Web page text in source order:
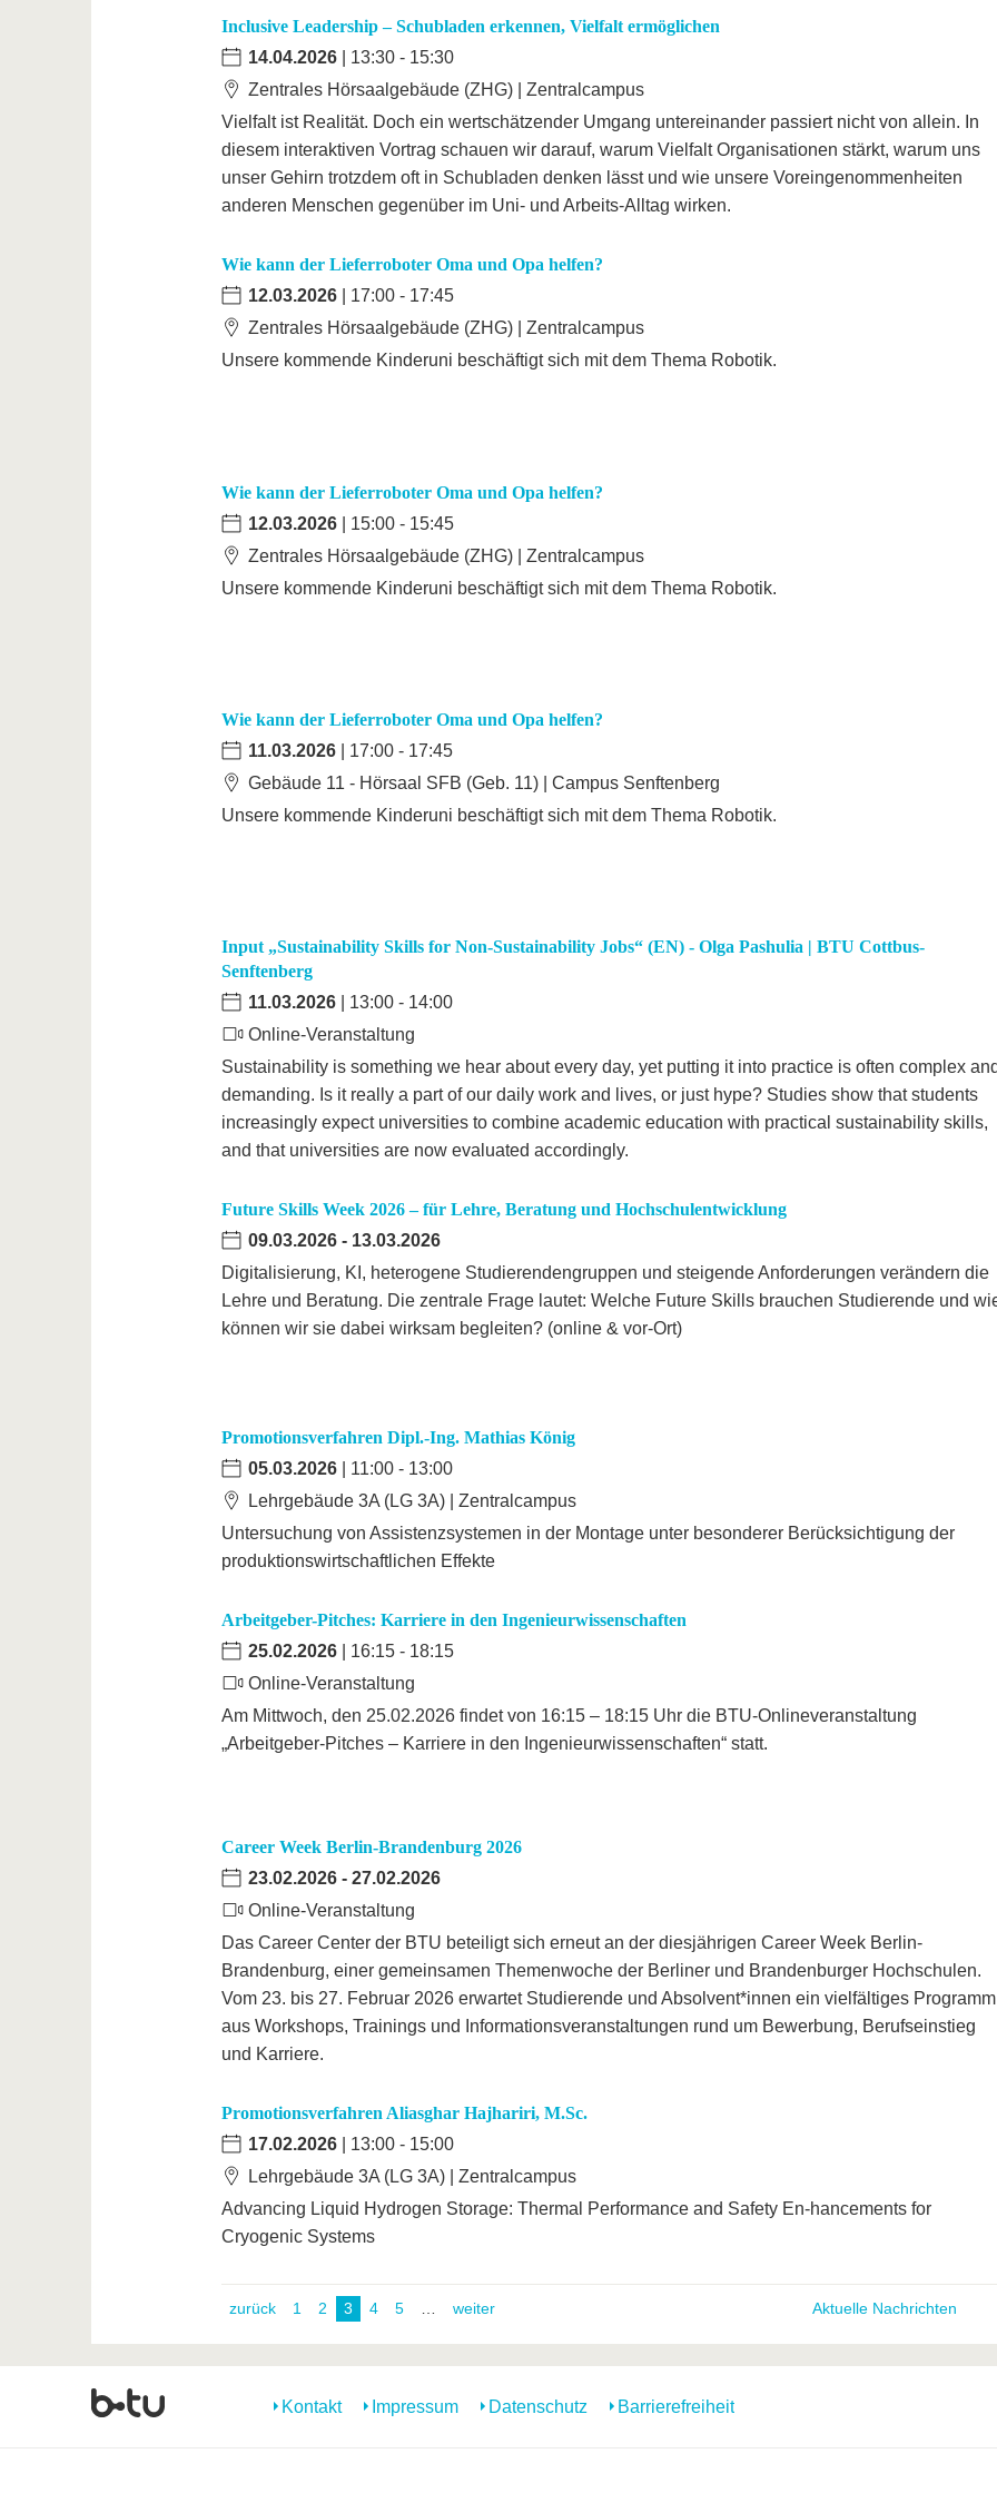
Inclusive Leadership – Schubladen erkennen, Vielfalt ermöglichen
14.04.2026| 13:30 - 15:30
Zentrales Hörsaalgebäude (ZHG) | Zentralcampus
Vielfalt ist Realität. Doch ein wertschätzender Umgang untereinander passiert nicht von allein. In
diesem interaktiven Vortrag schauen wir darauf, warum Vielfalt Organisationen stärkt, warum uns
unser Gehirn trotzdem oft in Schubladen denken lässt und wie unsere Voreingenommenheiten
anderen Menschen gegenüber im Uni- und Arbeits-Alltag wirken.
Wie kann der Lieferroboter Oma und Opa helfen?
12.03.2026| 17:00 - 17:45
Zentrales Hörsaalgebäude (ZHG) | Zentralcampus
Unsere kommende Kinderuni beschäftigt sich mit dem Thema Robotik.
Wie kann der Lieferroboter Oma und Opa helfen?
12.03.2026| 15:00 - 15:45
Zentrales Hörsaalgebäude (ZHG) | Zentralcampus
Unsere kommende Kinderuni beschäftigt sich mit dem Thema Robotik.
Wie kann der Lieferroboter Oma und Opa helfen?
11.03.2026| 17:00 - 17:45
Gebäude 11 - Hörsaal SFB (Geb. 11) | Campus Senftenberg
Unsere kommende Kinderuni beschäftigt sich mit dem Thema Robotik.
Input „Sustainability Skills for Non-Sustainability Jobs“ (EN) - Olga Pashulia | BTU Cottbus-
Senftenberg
11.03.2026| 13:00 - 14:00
Online-Veranstaltung
Sustainability is something we hear about every day, yet putting it into practice is often complex
demanding. Is it really a part of our daily work and lives, or just hype? Studies show that students
increasingly expect universities to combine academic education with practical sustainability skills,
and that universities are now evaluated accordingly.
Future Skills Week 2026 – für Lehre, Beratung und Hochschulentwicklung
09.03.2026- 13.03.2026
Digitalisierung, KI, heterogene Studierendengruppen und steigende Anforderungen verändern die
Lehre und Beratung. Die zentrale Frage lautet: Welche Future Skills brauchen Studierende und
können wir sie dabei wirksam begleiten? (online & vor-Ort)
Promotionsverfahren Dipl.-Ing. Mathias König
05.03.2026| 11:00 - 13:00
Lehrgebäude 3A (LG 3A) | Zentralcampus
Untersuchung von Assistenzsystemen in der Montage unter besonderer Berücksichtigung der
produktionswirtschaftlichen Effekte
Arbeitgeber-Pitches: Karriere in den Ingenieurwissenschaften
25.02.2026| 16:15 - 18:15
Online-Veranstaltung
Am Mittwoch, den 25.02.2026 findet von 16:15 – 18:15 Uhr die BTU-Onlineveranstaltung
„Arbeitgeber-Pitches – Karriere in den Ingenieurwissenschaften“ statt.
Career Week Berlin-Brandenburg 2026
23.02.2026- 27.02.2026
Online-Veranstaltung
Das Career Center der BTU beteiligt sich erneut an der diesjährigen Career Week Berlin-
Brandenburg, einer gemeinsamen Themenwoche der Berliner und Brandenburger Hochschulen.
Vom 23. bis 27. Februar 2026 erwartet Studierende und Absolvent*innen ein vielfältiges Programm
aus Workshops, Trainings und Informationsveranstaltungen rund um Bewerbung, Berufseinstieg
und Karriere.
Promotionsverfahren Aliasghar Hajhariri, M.Sc.
17.02.2026| 13:00 - 15:00
Lehrgebäude 3A (LG 3A) | Zentralcampus
Advancing Liquid Hydrogen Storage: Thermal Performance and Safety En-hancements for
Cryogenic Systems
zurück 1 2 3 4 5 weiter Aktuelle Nachrichten
Kontakt Impressum Datenschutz Barrierefreiheit